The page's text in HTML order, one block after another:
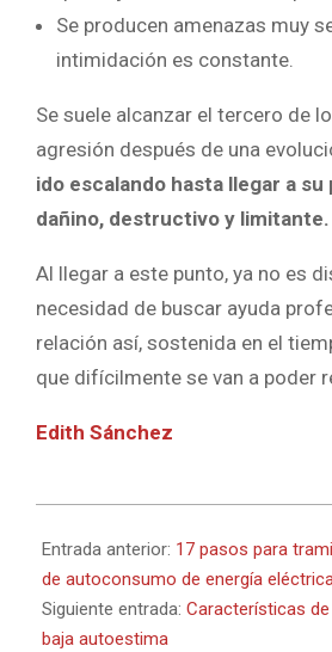
Se producen amenazas muy
intimidación es constante.
Se suele alcanzar el tercero de
agresión después de una
ido escalando hasta llegar a su
dañino, destructivo y limitante.
Al llegar a este punto, ya no es
necesidad de buscar ayuda
relación así, sostenida en el
que difícilmente se van a poder
Edith Sánchez
12-
02
Entrada anterior: 17 pasos para
de autoconsumo de energía
Siguiente entrada: Características
baja autoestima